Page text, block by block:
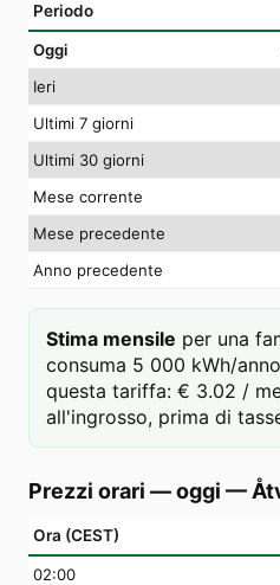
Periodo
Oggi
Ieri
Ultimi 7 giorni
Ultimi 30 giorni
Mese corrente
Mese precedente
Anno precedente
Stima mensile per una
consuma 5 000 kWh/
questa tariffa: € 3.02 /
all'ingrosso, prima di
Prezzi orari — oggi —
Ora (CEST)
02:00